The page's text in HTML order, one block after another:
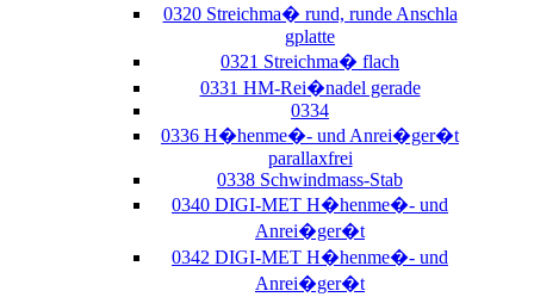
0320 Streichma� rund, runde Anschla
gplatte
0321 Streichma� flach
0331 HM-Rei�nadel gerade
0334
0336 H�henme�- und Anrei�ger�t
parallaxfrei
0338 Schwindmass-Stab
0340 DIGI-MET H�henme�- und
Anrei�ger�t
0342 DIGI-MET H�henme�- und
Anrei�ger�t